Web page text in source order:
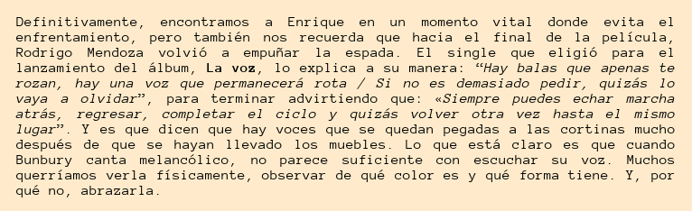
Definitivamente, encontramos a Enrique en un momento vital donde evita el
enfrentamiento, pero también nos recuerda que hacia el final de la película,
Rodrigo Mendoza volvió a empuñar la espada. El single que eligió para el
lanzamiento del álbum,La voz , lo explica a su manera: “Hay balas que apenas te
rozan, hay una voz que permanecerá rota / Si no es demasiado pedir, quizás lo
vaya a olvidar”, para terminar advirtiendo que: «Siempre puedes echar marcha
atrás, regresar, completar el ciclo y quizás volver otra vez hasta el mismo
lugar”. Y es que dicen que hay voces que se quedan pegadas a las cortinas mucho
después de que se hayan llevado los muebles. Lo que está claro es que cuando
Bunbury canta melancólico, no parece suficiente con escuchar su voz. Muchos
querríamos verla físicamente, observar de qué color es y qué forma tiene. Y, por
qué no, abrazarla.